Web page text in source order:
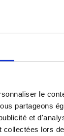
le
partageons
et
lors